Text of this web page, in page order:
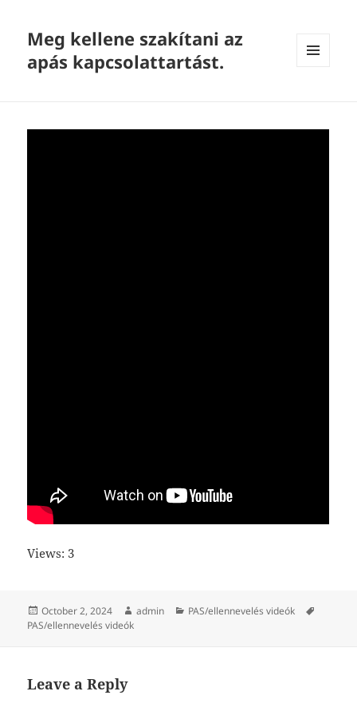
Meg kellene szakítani az
apás kapcsolattartást.
Views: 3
Posted
on
October 2, 2024 Author
admin Categories
PAS/ellennevelés videók
PAS/ellennevelés videók
Leave a Reply